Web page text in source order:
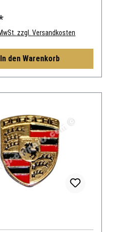
zzgl. Versandkosten
In den Warenkorb